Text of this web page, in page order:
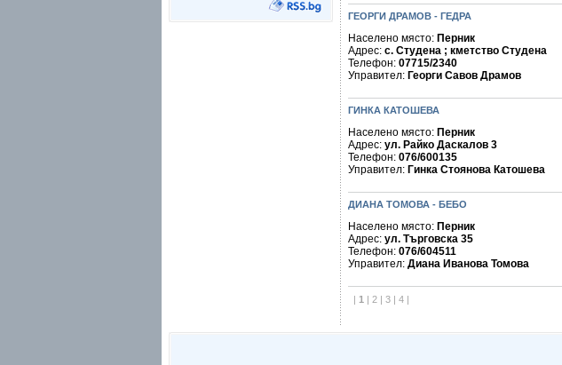
ГЕОРГИ ДРАМОВ - ГЕДРА
Населено място: Перник
Адрес: с. Студена ; кметство Студена
Телефон: 07715/2340
Управител: Георги Савов Драмов
ГИНКА КАТОШЕВА
Населено място: Перник
Адрес: ул. Райко Даскалов 3
Телефон: 076/600135
Управител: Гинка Стоянова Катошева
ДИАНА ТОМОВА - БЕБО
Населено място: Перник
Адрес: ул. Търговска 35
Телефон: 076/604511
Управител: Диана Иванова Томова
| 1 | 2 | 3 | 4 |